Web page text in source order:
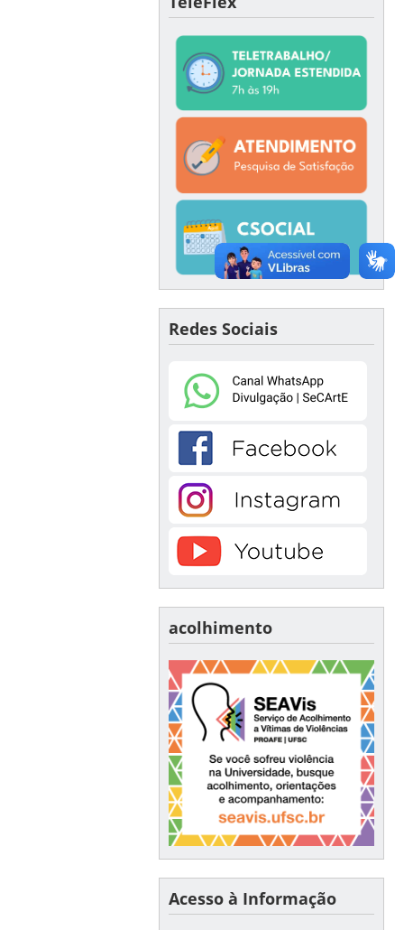
Redes Sociais
acolhimento
Acesso à Informação